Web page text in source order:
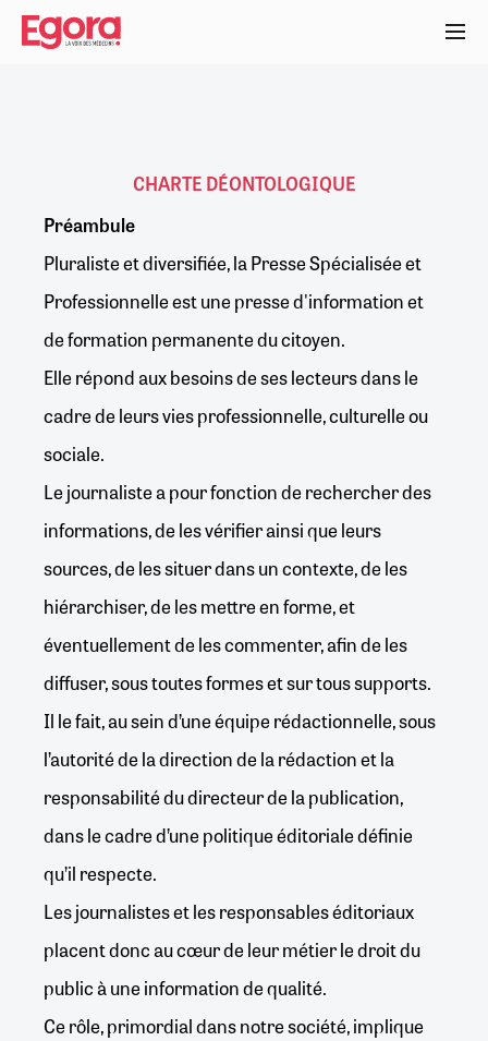
Aller
contenu
CHARTE DÉONTOLOGIQUE
Préambule
Pluraliste et diversifiée, la Presse Spécialisée et
Professionnelle est une presse d'information et
de formation permanente du citoyen.
Elle répond aux besoins de ses lecteurs dans le
cadre de leurs vies professionnelle, culturelle ou
sociale.
Le journaliste a pour fonction de rechercher des
informations, de les vérifier ainsi que leurs
sources, de les situer dans un contexte, de les
hiérarchiser, de les mettre en forme, et
éventuellement de les commenter, afin de les
diffuser, sous toutes formes et sur tous supports.
Il le fait, au sein d’une équipe rédactionnelle, sous
l’autorité de la direction de la rédaction et la
responsabilité du directeur de la publication,
dans le cadre d’une politique éditoriale définie
qu’il respecte.
Les journalistes et les responsables éditoriaux
placent donc au cœur de leur métier le droit du
public à une information de qualité.
Ce rôle, primordial dans notre société, implique